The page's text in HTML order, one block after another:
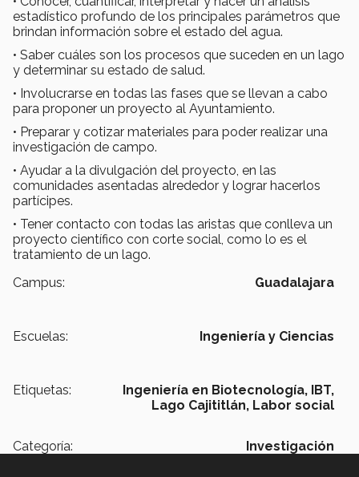
estadístico profundo de los principales parámetros que
brindan información sobre el estado del agua.
• Saber cuáles son los procesos que suceden en un lago
y determinar su estado de salud.
• Involucrarse en todas las fases que se llevan a cabo
para proponer un proyecto al Ayuntamiento.
• Preparar y cotizar materiales para poder realizar una
investigación de campo.
• Ayudar a la divulgación del proyecto, en las
comunidades asentadas alrededor y lograr hacerlos
partícipes.
• Tener contacto con todas las aristas que conlleva un
proyecto científico con corte social, como lo es el
tratamiento de un lago.
Campus:
Guadalajara
Escuelas: Ingeniería y Ciencias
Etiquetas: Ingeniería en Biotecnología, IBT,
Lago Cajititlán, Labor social
Categoría: Investigación